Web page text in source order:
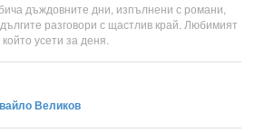
дъждовните дни, изпълнени с романи,
разговори с щастлив край. Любимият
усети за деня.
Великов